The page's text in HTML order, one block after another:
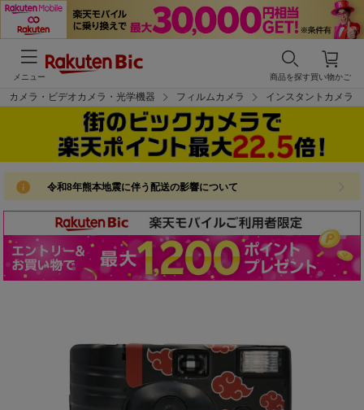
買い物かご
商品を探す
メニュー
カメラ・ビデオカメラ・光学機器 フィルムカメラ インスタントカメラ
令和8年熊本地震に伴う配送の影響について